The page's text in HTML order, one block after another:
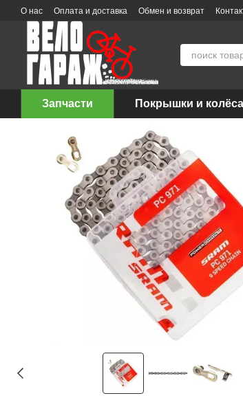
Перейти к основному контенту
О нас Оплата и доставка Обмен и возврат
Запчасти Покрышки и колёса